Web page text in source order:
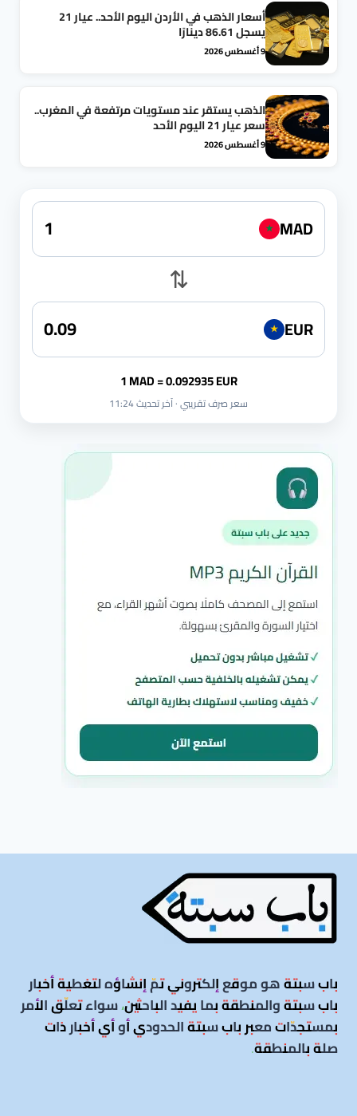
أسعار الذهب في الأردن اليوم الأحد.. عيار 21
يسجل 86.61 دينارًا
9 أغسطس 2026
الذهب يستقر عند مستويات مرتفعة في المغرب..
سعر عيار 21 اليوم الأحد
9 أغسطس 2026
★ MAD
⇅
★ EUR
1 MAD = 0.092935 EUR
سعر صرف تقريبي · آخر تحديث 11:24
باب سبتة هو موقع إلكتروني تمّ إنشاؤه لتغطية أخبار
باب سبتة والمنطقة بما يفيد الباحثين، سواء تعلّق الأمر
بمستجدّات معبر باب سبتة الحدودي أو أي أخبار ذات
صلة بالمنطقة.